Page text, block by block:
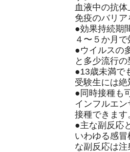
血液中の抗
免疫のバリ
●効果持続期
４〜５か月
●ウイルスの
と多少流行
●13歳未満で
受験生には
●同時接種も
インフルエ
接種できます
●主な副反応
いわゆる感
な副反応は